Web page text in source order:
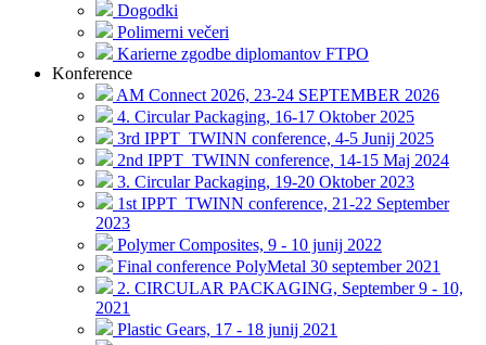
Dogodki
Polimerni večeri
Karierne zgodbe diplomantov FTPO
Konference
AM Connect 2026, 23-24 SEPTEMBER 2026
4. Circular Packaging, 16-17 Oktober 2025
3rd IPPT_TWINN conference, 4-5 Junij 2025
2nd IPPT_TWINN conference, 14-15 Maj 2024
3. Circular Packaging, 19-20 Oktober 2023
1st IPPT_TWINN conference, 21-22 September
2023
Polymer Composites, 9 - 10 junij 2022
Final conference PolyMetal 30 september 2021
2. CIRCULAR PACKAGING, September 9 - 10,
2021
Plastic Gears, 17 - 18 junij 2021